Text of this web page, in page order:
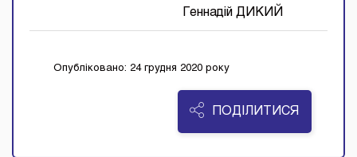
Геннадій ДИКИЙ
Опубліковано: 24 грудня 2020 року
ПОДІЛИТИСЯ